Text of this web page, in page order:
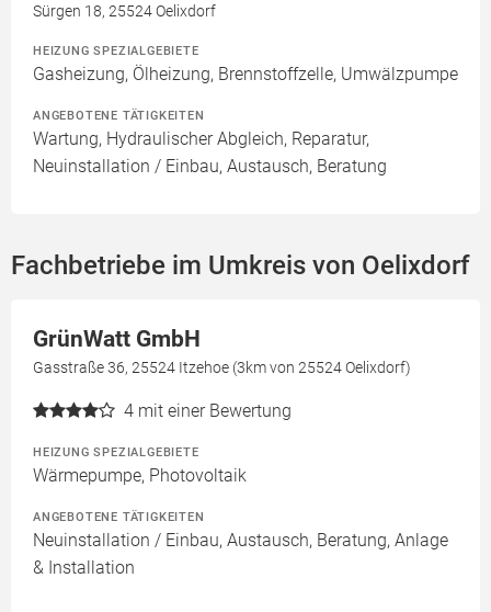
Sürgen 18, 25524 Oelixdorf
HEIZUNG SPEZIALGEBIETE
Gasheizung, Ölheizung, Brennstoffzelle, Umwälzpumpe
ANGEBOTENE TÄTIGKEITEN
Wartung, Hydraulischer Abgleich, Reparatur,
Neuinstallation / Einbau, Austausch, Beratung
Fachbetriebe im Umkreis von Oelixdorf
GrünWatt GmbH
Gasstraße 36, 25524 Itzehoe (3km von 25524 Oelixdorf)
4 mit einer Bewertung
HEIZUNG SPEZIALGEBIETE
Wärmepumpe, Photovoltaik
ANGEBOTENE TÄTIGKEITEN
Neuinstallation / Einbau, Austausch, Beratung, Anlage
& Installation